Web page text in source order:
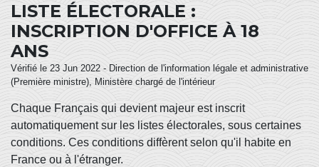
LISTE ÉLECTORALE :
INSCRIPTION D'OFFICE À 18
ANS
Vérifié le 23 Jun 2022 - Direction de l'information légale et administrative
(Première ministre), Ministère chargé de l'intérieur
Chaque Français qui devient majeur est inscrit
automatiquement sur les listes électorales, sous certaines
conditions. Ces conditions diffèrent selon qu'il habite en
France ou à l'étranger.